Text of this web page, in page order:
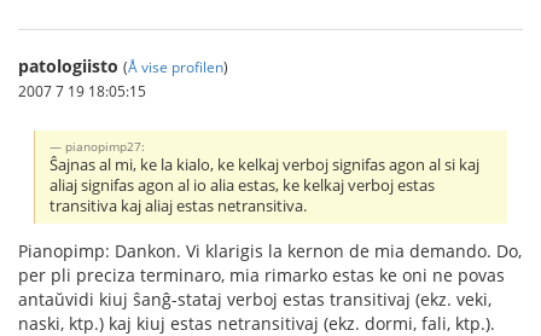
patologiisto (Å vise profilen)
2007 7 19 18:05:15
pianopimp27:
Ŝajnas al mi, ke la kialo, ke kelkaj verboj signifas agon al si kaj
aliaj signifas agon al io alia estas, ke kelkaj verboj estas
transitiva kaj aliaj estas netransitiva.
Pianopimp: Dankon. Vi klarigis la kernon de mia demando. Do,
per pli preciza terminaro, mia rimarko estas ke oni ne povas
antaŭvidi kiuj ŝanĝ-stataj verboj estas transitivaj (ekz. veki,
naski, ktp.) kaj kiuj estas netransitivaj (ekz. dormi, fali, ktp.).